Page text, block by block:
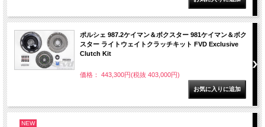
ポルシェ 987.2ケイマン＆ボクスター 981ケイマン＆ボク
スター ライトウェイトクラッチキット FVD Exclusive
Clutch Kit
価格： 443,300円(税抜 403,000円)
NEW